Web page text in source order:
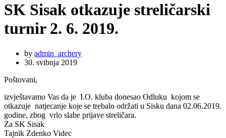
SK Sisak otkazuje streličarski
turnir 2. 6. 2019.
by admin_archery
30. svibnja 2019
Poštovani,
izvještavamo Vas da je I.O. kluba donesao Odluku kojom se
otkazuje natjecanje koje se trebalo održati u Sisku dana 02.06.2019.
godine, zbog vrlo slabe prijave streličara.
Za SK Sisak
Tajnik Zdenko Videc